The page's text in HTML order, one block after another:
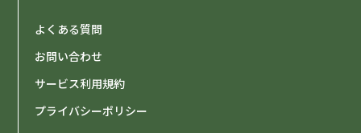
よくある質問
お問い合わせ
サービス利用規約
プライバシーポリシー